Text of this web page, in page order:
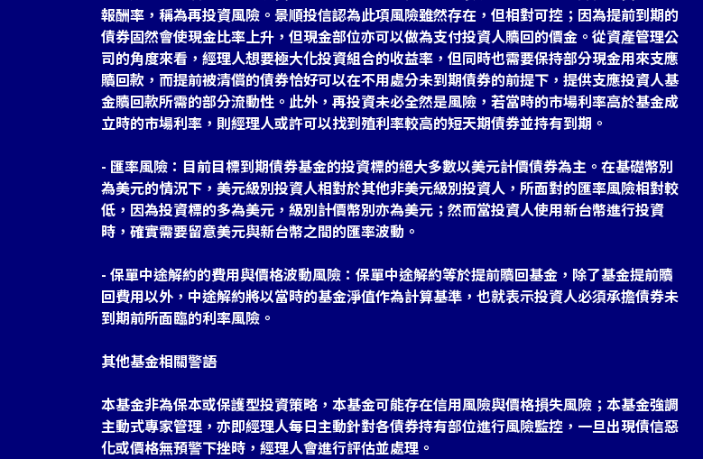
報酬率，稱為再投資風險。景順投信認為此項風險雖然存在，但相對可控；因為提前到期的
債券固然會使現金比率上升，但現金部位亦可以做為支付投資人贖回的價金。從資產管理公
司的角度來看，經理人想要極大化投資組合的收益率，但同時也需要保持部分現金用來支應
贖回款，而提前被清償的債券恰好可以在不用處分未到期債券的前提下，提供支應投資人基
金贖回款所需的部分流動性。此外，再投資未必全然是風險，若當時的市場利率高於基金成
立時的市場利率，則經理人或許可以找到殖利率較高的短天期債券並持有到期。
- 匯率風險：目前目標到期債券基金的投資標的絕大多數以美元計價債券為主。在基礎幣別
為美元的情況下，美元級別投資人相對於其他非美元級別投資人，所面對的匯率風險相對較
低，因為投資標的多為美元，級別計價幣別亦為美元；然而當投資人使用新台幣進行投資
時，確實需要留意美元與新台幣之間的匯率波動。
- 保單中途解約的費用與價格波動風險：保單中途解約等於提前贖回基金，除了基金提前贖
回費用以外，中途解約將以當時的基金淨值作為計算基準，也就表示投資人必須承擔債券未
到期前所面臨的利率風險。
其他基金相關警語
本基金非為保本或保護型投資策略，本基金可能存在信用風險與價格損失風險；本基金強調
主動式專家管理，亦即經理人每日主動針對各債券持有部位進行風險監控，一旦出現債信惡
化或價格無預警下挫時，經理人會進行評估並處理。